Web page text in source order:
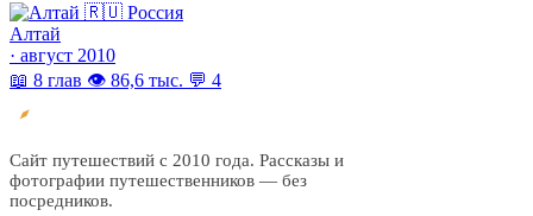
🇷🇺 Россия
Алтай
· август 2010
📖 8 глав 👁 86,6 тыс. 💬 4
Сайт путешествий с 2010 года. Рассказы и
фотографии путешественников — без
посредников.